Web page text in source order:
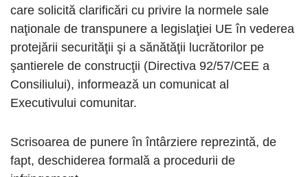
care solicită clarificări cu privire la normele sale
naţionale de transpunere a legislaţiei UE în vederea
protejării securităţii şi a sănătăţii lucrătorilor pe
şantierele de construcţii (Directiva 92/57/CEE a
Consiliului), informează un comunicat al
Executivului comunitar.
Scrisoarea de punere în întârziere reprezintă, de
fapt, deschiderea formală a procedurii de